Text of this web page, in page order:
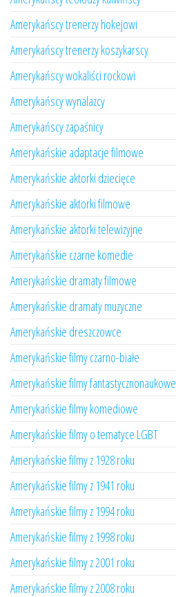
Amerykańscy trenerzy hokejowi
Amerykańscy trenerzy koszykarscy
Amerykańscy wokaliści rockowi
Amerykańscy wynalazcy
Amerykańscy zapaśnicy
Amerykańskie adaptacje filmowe
Amerykańskie aktorki dziecięce
Amerykańskie aktorki filmowe
Amerykańskie aktorki telewizyjne
Amerykańskie czarne komedie
Amerykańskie dramaty filmowe
Amerykańskie dramaty muzyczne
Amerykańskie dreszczowce
Amerykańskie filmy czarno-białe
Amerykańskie filmy fantastycznonaukowe
Amerykańskie filmy komediowe
Amerykańskie filmy o tematyce LGBT
Amerykańskie filmy z 1928 roku
Amerykańskie filmy z 1941 roku
Amerykańskie filmy z 1994 roku
Amerykańskie filmy z 1998 roku
Amerykańskie filmy z 2001 roku
Amerykańskie filmy z 2008 roku